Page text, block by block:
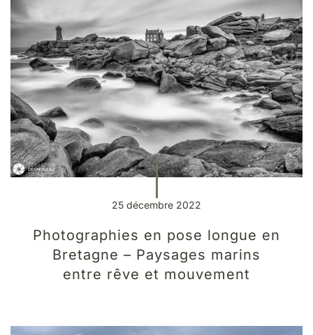
25 décembre 2022
Photographies en pose longue en
Bretagne – Paysages marins
entre rêve et mouvement